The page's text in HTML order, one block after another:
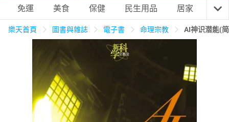
購物網分類
美食蛋糕 養生保健
居家生活 3C家電
免運 美食 保健 民生用品 居家 3C
樂天首頁 圖書與雜誌 電子書 命理宗教 AI神识潜能(